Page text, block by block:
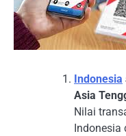
Indonesia
Asia
Nilai